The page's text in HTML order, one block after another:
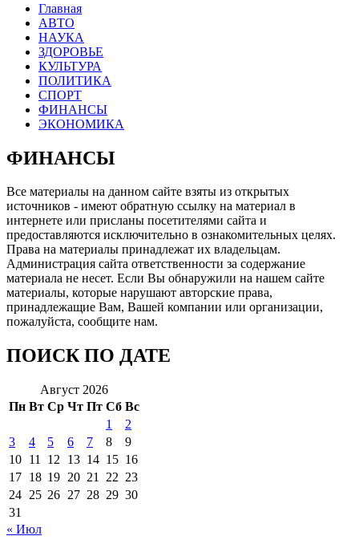
Главная
АВТО
НАУКА
ЗДОРОВЬЕ
КУЛЬТУРА
ПОЛИТИКА
СПОРТ
ФИНАНСЫ
ЭКОНОМИКА
ФИНАНСЫ
Все материалы на данном сайте взяты из открытых
источников - имеют обратную ссылку на материал в
интернете или присланы посетителями сайта и
предоставляются исключительно в ознакомительных целях.
Права на материалы принадлежат их владельцам.
Администрация сайта ответственности за содержание
материала не несет. Если Вы обнаружили на нашем сайте
материалы, которые нарушают авторские права,
принадлежащие Вам, Вашей компании или организации,
пожалуйста, сообщите нам.
ПОИСК ПО ДАТЕ
Август 2026
Пн Вт Ср Чт Пт Сб Вс
1
2
3
4 5 6 7 8
9
10 11 12 13 14 15 16
17 18 19 20 21 22 23
24 25 26 27 28 29 30
31
« Июл